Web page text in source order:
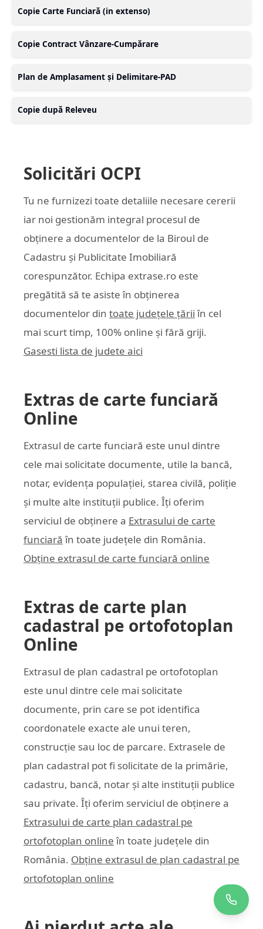
Copie Carte Funciară (in extenso)
Copie Contract Vânzare-Cumpărare
Plan de Amplasament și Delimitare-PAD
Copie după Releveu
Solicitări OCPI
Tu ne furnizezi toate detaliile necesare cererii
iar noi gestionăm integral procesul de
obținere a documentelor de la Biroul de
Cadastru și Publicitate Imobiliară
corespunzător. Echipa extrase.ro este
pregătită să te asiste în obținerea
documentelor din toate județele țării în cel
mai scurt timp, 100% online și fără griji.
Gasesti lista de judete aici
Extras de carte funciară
Online
Extrasul de carte funciară este unul dintre
cele mai solicitate documente, utile la bancă,
notar, evidența populației, starea civilă, poliție
și multe alte instituții publice. Îți oferim
serviciul de obținere a Extrasului de carte
funciară în toate județele din România.
Obține extrasul de carte funciară online
Extras de carte plan
cadastral pe ortofotoplan
Online
Extrasul de plan cadastral pe ortofotoplan
este unul dintre cele mai solicitate
documente, prin care se pot identifica
coordonatele exacte ale unui teren,
construcție sau loc de parcare. Extrasele de
plan cadastral pot fi solicitate de la primărie,
cadastru, bancă, notar și alte instituții publice
sau private. Îți oferim serviciul de obținere a
Extrasului de carte plan cadastral pe
ortofotoplan online în toate județele din
România. Obține extrasul de plan cadastral pe
ortofotoplan online